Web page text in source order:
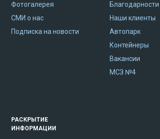
Фотогалерея
СМИ о нас
Подписка на новости
Благодарности
Наши клиенты
Автопарк
Контейнеры
Вакансии
МСЗ №4
РАСКРЫТИЕ
ИНФОРМАЦИИ